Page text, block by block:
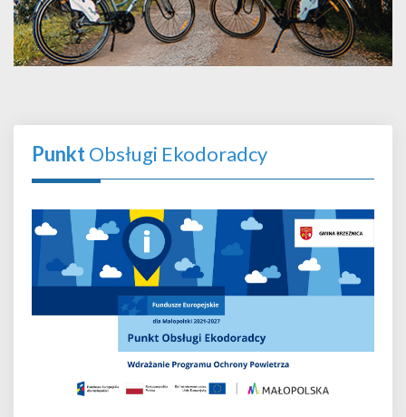
PunktObsługi Ekodoradcy